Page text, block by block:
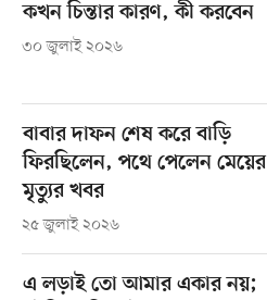
কখন চিন্তার কারণ, কী করবেন
৩০ জুলাই ২০২৬
বাবার দাফন শেষ করে বাড়ি
ফিরছিলেন, পথে পেলেন মেয়ের
মৃত্যুর খবর
২৫ জুলাই ২০২৬
এ লড়াই তো আমার একার নয়;